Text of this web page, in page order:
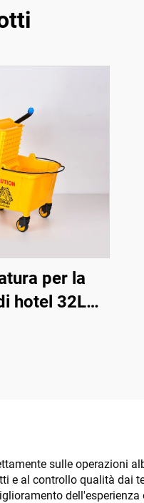
per la
hotel 32L
sulle operazioni
e al controllo qualità dai
dell'esperienza